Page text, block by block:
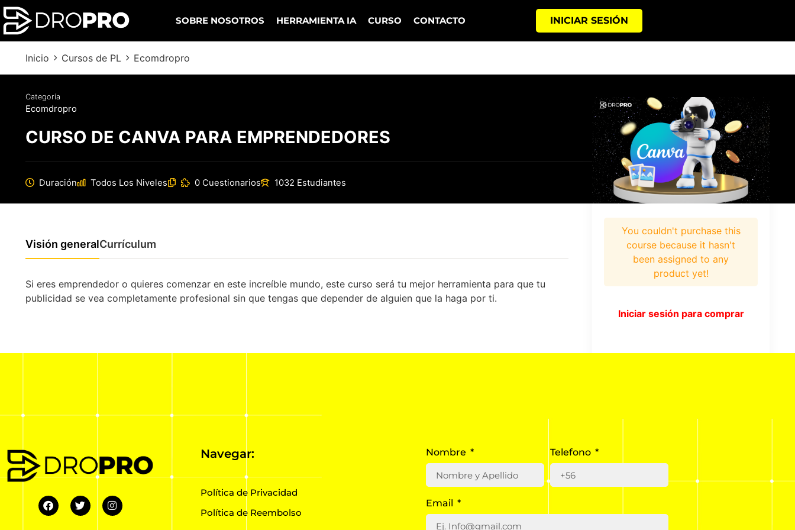
SOBRE NOSOTROS HERRAMIENTA IA CURSO CONTACTO INICIAR SESIÓN
Inicio Cursos de PL Ecomdropro
Categoría
Ecomdropro
CURSO DE CANVA PARA EMPRENDEDORES
Duración Todos Los Niveles 0 Cuestionarios 1032 Estudiantes
Visión generalCurrículum
Si eres emprendedor o quieres comenzar en este increíble mundo, este curso será tu mejor herramienta para que tu
publicidad se vea completamente profesional sin que tengas que depender de alguien que la haga por ti.
You couldn't purchase this
course because it hasn't
been assigned to any
product yet!
Iniciar sesión para comprar
Navegar:
Política de Privacidad
Política de Reembolso
Nombre Telefono
Email